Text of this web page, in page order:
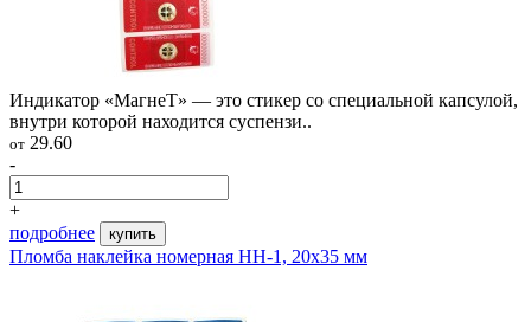
Индикатор «МагнеТ» — это стикер со специальной капсулой,
внутри которой находится суспензи..
от 29.60
-
+
подробнее
купить
Пломба наклейка номерная НН-1, 20x35 мм